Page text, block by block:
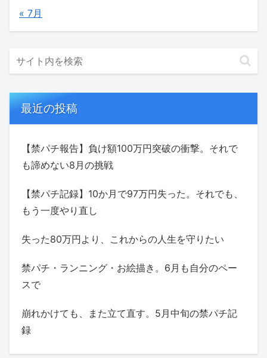
« 7月
最近の投稿
【禁パチ報告】負け額100万円突破の衝撃。それで
も諦めない8月の挑戦
【禁パチ記録】10か月で97万円失った。それでも、
もう一度やり直し
失った80万円より、これからの人生を守りたい
禁パチ・ランニング・お絵描き。6月も自分のペー
スで
崩れかけても、また立て直す。5月中旬の禁パチ記
録